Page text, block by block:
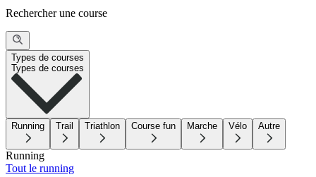
Rechercher une course
Types de courses
Types de courses
Running Trail Triathlon Course fun Marche Vélo Autre
Running
Tout le running